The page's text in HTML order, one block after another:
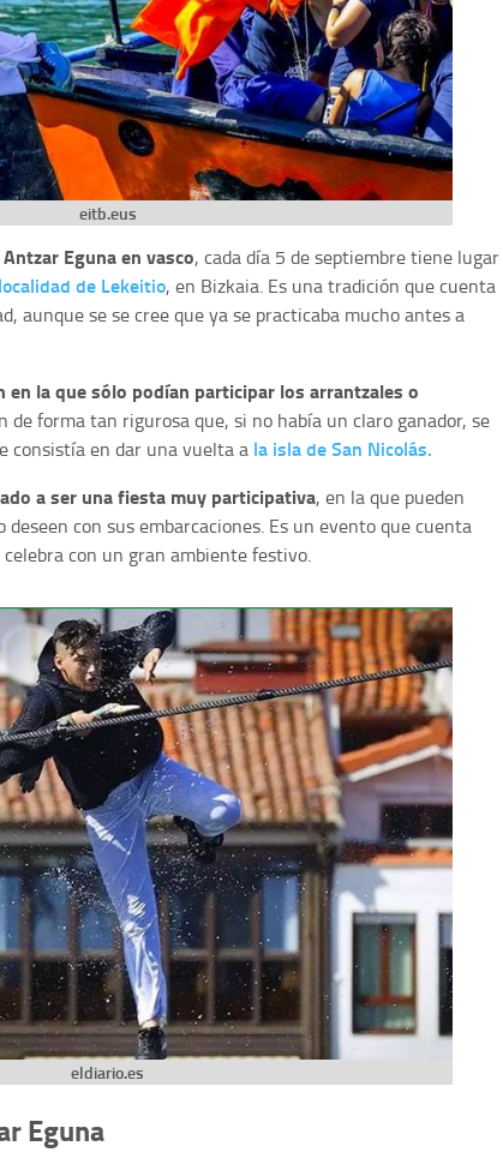
eitb.eus
Eguna en vasco, cada día 5 de septiembre tiene lugar
de Lekeitio, en Bizkaia. Es una tradición que cuenta
aunque se se cree que ya se practicaba mucho antes a
en la que sólo podían participar los arrantzales o
de forma tan rigurosa que, si no había un claro ganador, se
consistía en dar una vuelta a la isla de San Nicolás.
a ser una fiesta muy participativa, en la que pueden
con sus embarcaciones. Es un evento que cuenta
con un gran ambiente festivo.
eldiario.es
Eguna